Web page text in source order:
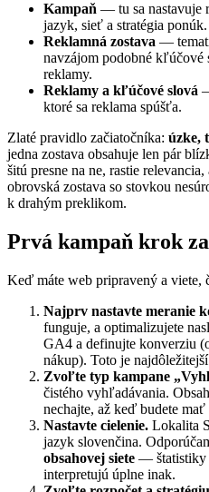
Kampaň — tu sa nastavuje
jazyk, sieť a stratégia ponúk.
Reklamná zostava —
navzájom podobné kľúčové
reklamy.
Reklamy a kľúčové slová
ktoré sa reklama spúšťa.
Zlaté pravidlo začiatočníka: úzke,
jedna zostava obsahuje len pár
šitú presne na ne, rastie
obrovská zostava so stovkou
k drahým preklikom.
Prvá kampaň krok
Keď máte web pripravený a viete,
Najprv nastavte meranie
funguje, a optimalizujete
GA4 a definujte konverziu
nákup). Toto je
Zvoľte typ kampane
čistého vyhľadávania.
nechajte, až keď budete mať
Nastavte cielenie. Lokalita
jazyk slovenčina.
obsahovej siete — štatistiky
interpretujú úplne inak.